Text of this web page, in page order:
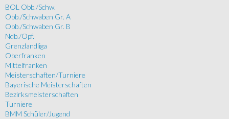
BOL Obb./Schw.
Obb./Schwaben Gr. A
Obb./Schwaben Gr. B
Ndb./Opf.
Grenzlandliga
Oberfranken
Mittelfranken
Meisterschaften/Turniere
Bayerische Meisterschaften
Bezirksmeisterschaften
Turniere
BMM Schüler/Jugend